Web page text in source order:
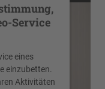
Service
eines
einzubetten.
Aktivitäten